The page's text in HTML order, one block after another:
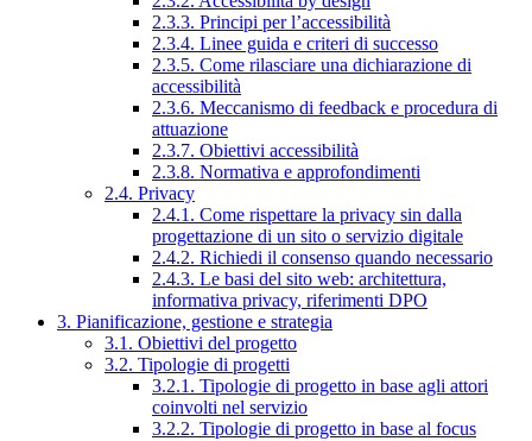
2.3.3. Principi per l’accessibilità
2.3.4. Linee guida e criteri di successo
2.3.5. Come rilasciare una dichiarazione di
accessibilità
2.3.6. Meccanismo di feedback e procedura di
attuazione
2.3.7. Obiettivi accessibilità
2.3.8. Normativa e approfondimenti
2.4. Privacy
2.4.1. Come rispettare la privacy sin dalla
progettazione di un sito o servizio digitale
2.4.2. Richiedi il consenso quando necessario
2.4.3. Le basi del sito web: architettura,
informativa privacy, riferimenti DPO
3. Pianificazione, gestione e strategia
3.1. Obiettivi del progetto
3.2. Tipologie di progetti
3.2.1. Tipologie di progetto in base agli attori
coinvolti nel servizio
3.2.2. Tipologie di progetto in base al focus